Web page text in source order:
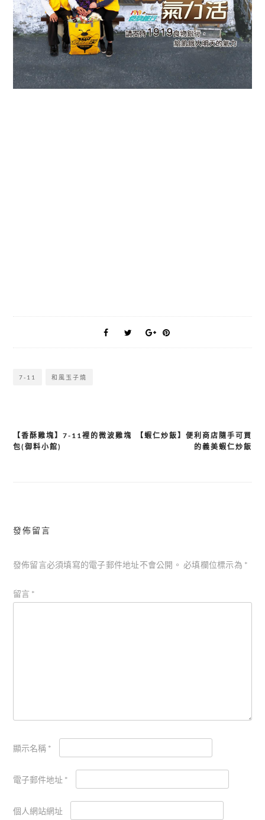
7-11 和風玉子燒
文
【香酥雞塊】7-11裡的微波雞塊
包(御料小館)
【蝦仁炒飯】便利商店隨手可買
的義美蝦仁炒飯
發佈留言
發佈留言必須填寫的電子郵件地址不會公開。 必填欄位標示為 *
留言 *
顯示名稱 *
電子郵件地址 *
個人網站網址